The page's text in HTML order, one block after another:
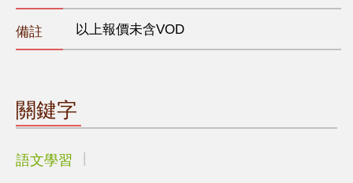
備註 以上報價未含VOD
關鍵字
語文學習